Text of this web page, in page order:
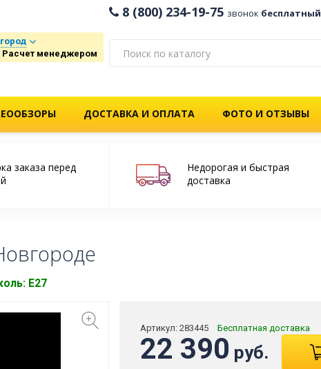
8 (800) 234-19-75 звонок бесплатный
Расчет менеджером
ДОСТАВКА И ОПЛАТА ФОТО И ОТЗЫВЫ
заказа перед
Недорогая и быстрая
доставка
Е27
Артикул: 283445 Бесплатная доставка
22 390 руб.